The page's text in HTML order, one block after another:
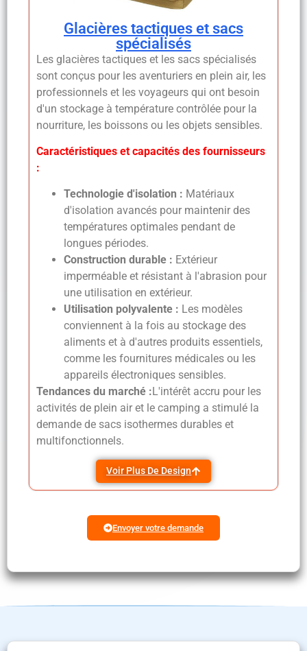
Glacières tactiques et sacs
spécialisés
Les glacières tactiques et les sacs spécialisés
sont conçus pour les aventuriers en plein air, les
professionnels et les voyageurs qui ont besoin
d'un stockage à température contrôlée pour la
nourriture, les boissons ou les objets sensibles.
Caractéristiques et capacités des fournisseurs
:
Technologie d'isolation : Matériaux
d'isolation avancés pour maintenir des
températures optimales pendant de
longues périodes.
Construction durable : Extérieur
imperméable et résistant à l'abrasion pour
une utilisation en extérieur.
Utilisation polyvalente : Les modèles
conviennent à la fois au stockage des
aliments et à d'autres produits essentiels,
comme les fournitures médicales ou les
appareils électroniques sensibles.
Tendances du marché : L'intérêt accru pour les
activités de plein air et le camping a stimulé la
demande de sacs isothermes durables et
multifonctionnels.
Voir Plus De Design
Envoyer votre demande